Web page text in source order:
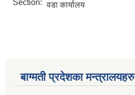
Section: वडा कार्यालय
बाग्मती प्रदेशका मन्त्रालयहरु